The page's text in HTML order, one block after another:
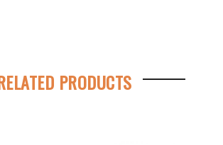
PRODUCTS